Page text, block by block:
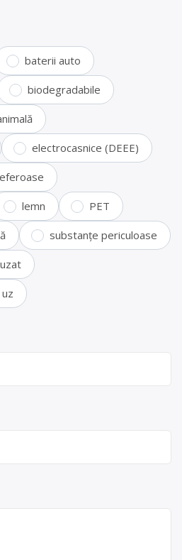
baterii auto
biodegradabile
electrocasnice (DEEE)
lemn PET
substanțe periculoase